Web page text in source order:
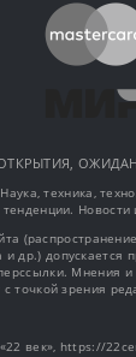
ОТКРЫТИЯ,
техника,
Новости
др.) допускается
Мнения и
точкой зрения
век», https://